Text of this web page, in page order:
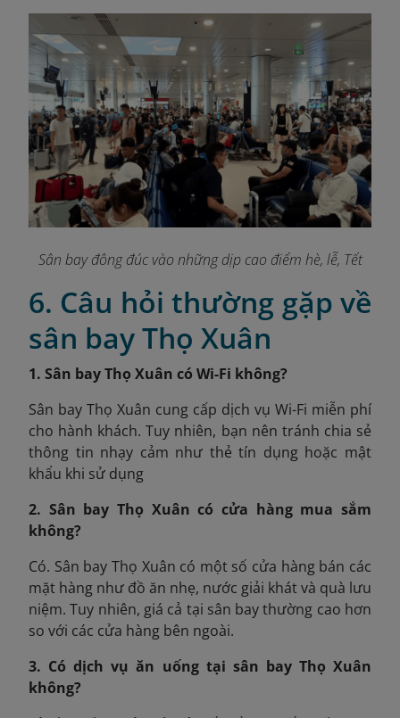
Sân bay đông đúc vào những dịp cao điểm hè, lễ, Tết
6. Câu hỏi thường gặp về
sân bay Thọ Xuân
1. Sân bay Thọ Xuân có Wi-Fi không?
Sân bay Thọ Xuân cung cấp dịch vụ Wi-Fi miễn phí
cho hành khách. Tuy nhiên, bạn nên tránh chia sẻ
thông tin nhạy cảm như thẻ tín dụng hoặc mật
khẩu khi sử dụng
2. Sân bay Thọ Xuân có cửa hàng mua sắm
không?
Có. Sân bay Thọ Xuân có một số cửa hàng bán các
mặt hàng như đồ ăn nhẹ, nước giải khát và quà lưu
niệm. Tuy nhiên, giá cả tại sân bay thường cao hơn
so với các cửa hàng bên ngoài.
3. Có dịch vụ ăn uống tại sân bay Thọ Xuân
không?